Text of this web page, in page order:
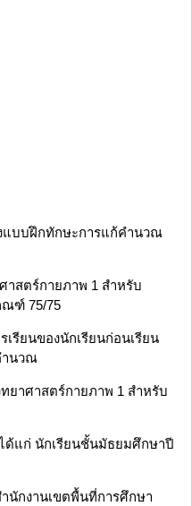
แบบฝึกทักษะการแก้คำนวณ
าสตร์กายภาพ 1 สำหรับ
ณฑ์ 75/75
เรียนของนักเรียนก่อนเรียน
ำนวณ
ยาศาสตร์กายภาพ 1 สำหรับ
ด้แก่ นักเรียนชั้นมัธยมศึกษาปี
นักงานเขตพื้นที่การศึกษา